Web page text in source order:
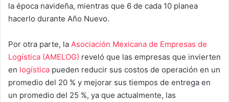
la época navideña, mientras que 6 de cada 10 planea
hacerlo durante Año Nuevo.
Por otra parte, la Asociación Mexicana de Empresas de
Logística (AMELOG) reveló que las empresas que invierten
en logística pueden reducir sus costos de operación en un
promedio del 20 % y mejorar sus tiempos de entrega en
un promedio del 25 %, ya que actualmente, las